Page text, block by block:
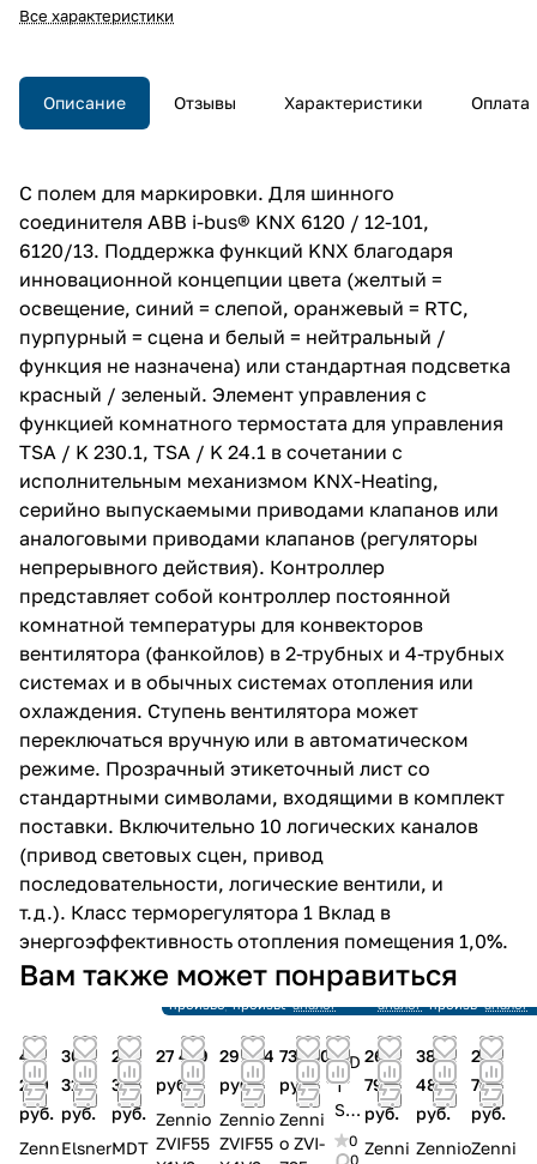
Все характеристики
Описание Отзывы Характеристики Оплата
С полем для маркировки. Для шинного
соединителя ABB i-bus® KNX 6120 / 12-101,
6120/13. Поддержка функций KNX благодаря
инновационной концепции цвета (желтый =
освещение, синий = слепой, оранжевый = RTC,
пурпурный = сцена и белый = нейтральный /
функция не назначена) или стандартная подсветка
красный / зеленый. Элемент управления с
функцией комнатного термостата для управления
TSA / K 230.1, TSA / K 24.1 в сочетании с
исполнительным механизмом KNX-Heating,
серийно выпускаемыми приводами клапанов или
аналоговыми приводами клапанов (регуляторы
непрерывного действия). Контроллер
представляет собой контроллер постоянной
комнатной температуры для конвекторов
вентилятора (фанкойлов) в 2-трубных и 4-трубных
системах и в обычных системах отопления или
охлаждения. Ступень вентилятора может
переключаться вручную или в автоматическом
режиме. Прозрачный этикеточный лист со
стандартными символами, входящими в комплект
поставки. Включительно 10 логических каналов
(привод световых сцен, привод
последовательности, логические вентили, и
т.д.). Класс терморегулятора 1 Вклад в
энергоэффективность отопления помещения 1,0%.
Вам также может понравиться
49
250
руб.
Zenn
30
316
руб.
Elsner
26
384
руб.
MDT
Снято с
27 419
руб.
Zennio
ZVIF55
Снято с
29 074
руб.
Zennio
ZVIF55
производства
Ссылка на
73 150
руб.
Zenni
o ZVI-
MD
T
SC
N-
RT
0
0
производства
Ссылка на
26
798
руб.
Zenni
Снято с
38
489
руб.
Zennio
26
798
руб.
Zenni